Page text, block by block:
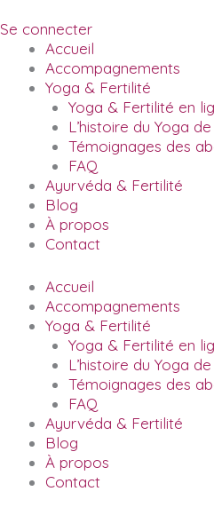
to
content
Se connecter
Accueil
Accompagnements
Yoga & Fertilité
Yoga & Fertilité en
L’histoire du Yoga
Témoignages des
FAQ
Ayurvéda & Fertilité
Blog
À propos
Contact
Accueil
Accompagnements
Yoga & Fertilité
Yoga & Fertilité en
L’histoire du Yoga
Témoignages des
FAQ
Ayurvéda & Fertilité
Blog
À propos
Contact